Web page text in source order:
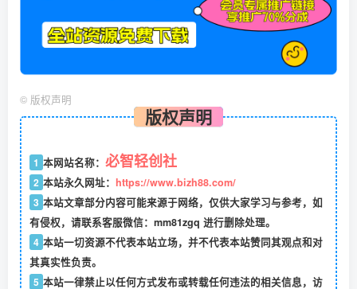
© 版权声明
版权声明
1 本网站名称： 必智轻创社
2 本站永久网址： https://www.bizh88.com/
3 本站文章部分内容可能来源于网络，仅供大家学习与参考，如
有侵权，请联系客服微信：mm81zgq 进行删除处理。
4 本站一切资源不代表本站立场，并不代表本站赞同其观点和对
其真实性负责。
5 本站一律禁止以任何方式发布或转载任何违法的相关信息，访